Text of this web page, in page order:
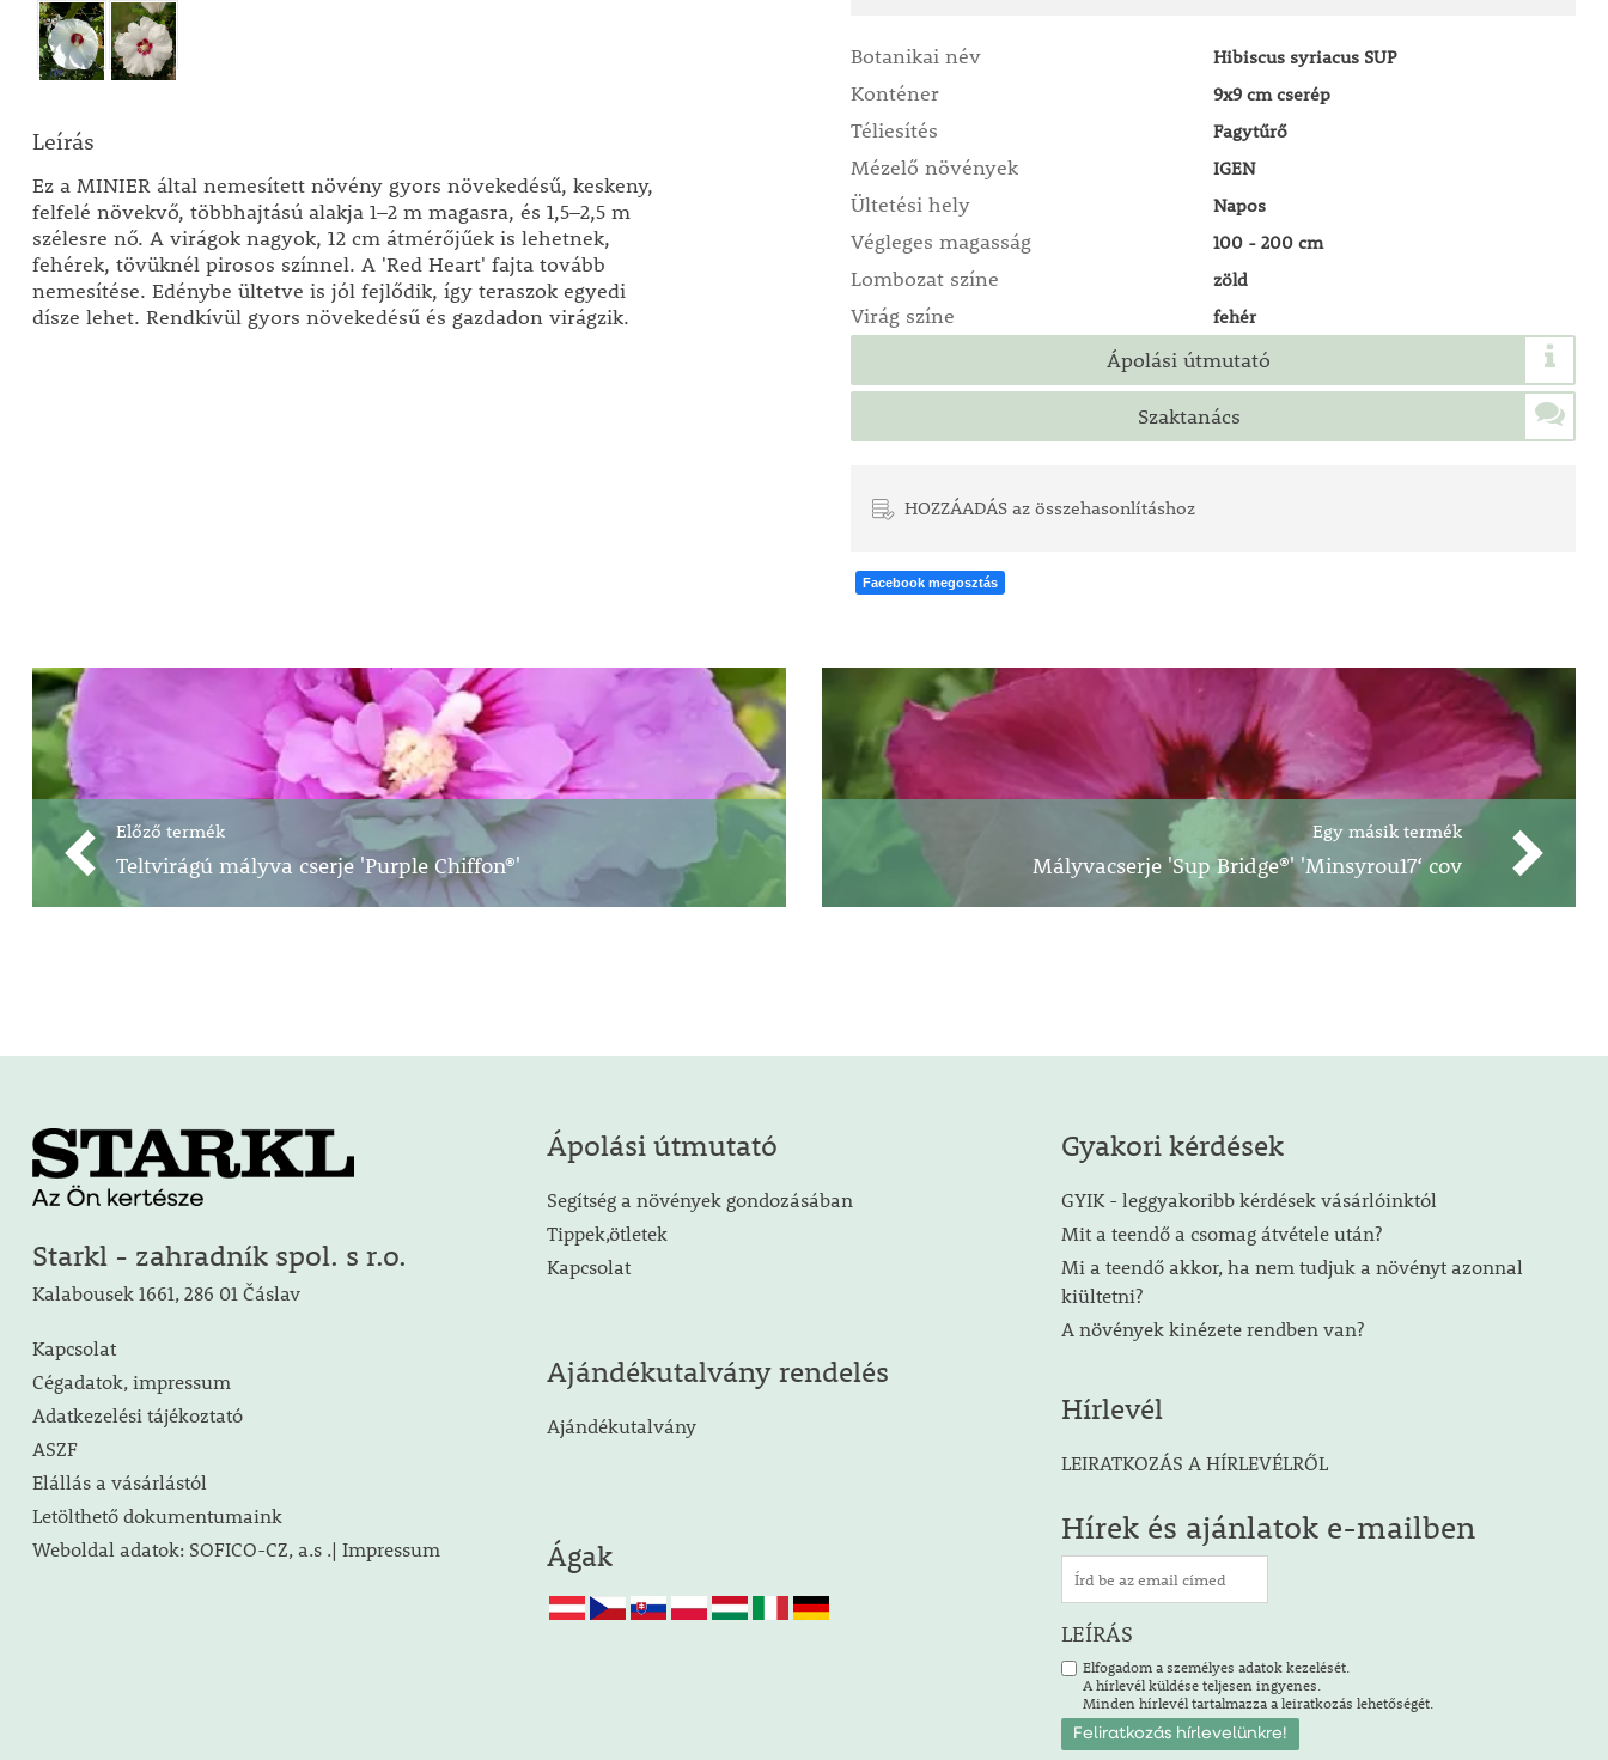
Leírás
Ez a MINIER által nemesített növény gyors növekedésű, keskeny,
felfelé növekvő, többhajtású alakja 1–2 m magasra, és 1,5–2,5 m
szélesre nő. A virágok nagyok, 12 cm átmérőjűek is lehetnek,
fehérek, tövüknél pirosos színnel. A 'Red Heart' fajta tovább
nemesítése. Edénybe ültetve is jól fejlődik, így teraszok egyedi
dísze lehet. Rendkívül gyors növekedésű és gazdadon virágzik.
Botanikai név Hibiscus syriacus SUP
Konténer 9x9 cm cserép
Téliesítés Fagytűrő
Mézelő növények IGEN
Ültetési hely Napos
Végleges magasság 100 - 200 cm
Lombozat színe zöld
Virág színe fehér
Ápolási útmutató
Szaktanács
HOZZÁADÁS az összehasonlításhoz
Facebook megosztás
Előző termék
Teltvirágú mályva cserje 'Purple Chiffon®'
Egy másik termék
Mályvacserje 'Sup Bridge®' 'Minsyrou17‘ cov
Starkl - zahradník spol. s r.o.
Kalabousek 1661, 286 01 Čáslav
Kapcsolat
Cégadatok, impressum
Adatkezelési tájékoztató
ASZF
Elállás a vásárlástól
Letölthető dokumentumaink
Weboldal adatok: SOFICO-CZ, a.s .| Impressum
Ápolási útmutató
Segítség a növények gondozásában
Tippek,ötletek
Kapcsolat
Ajándékutalvány rendelés
Ajándékutalvány
Ágak
Gyakori kérdések
GYIK - leggyakoribb kérdések vásárlóinktól
Mit a teendő a csomag átvétele után?
Mi a teendő akkor, ha nem tudjuk a növényt azonnal
kiültetni?
A növények kinézete rendben van?
Hírlevél
LEIRATKOZÁS A HÍRLEVÉLRŐL
Hírek és ajánlatok e-mailben
LEÍRÁS
Elfogadom a személyes adatok kezelését.
A hírlevél küldése teljesen ingyenes.
Minden hírlevél tartalmazza a leiratkozás lehetőségét.